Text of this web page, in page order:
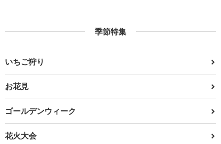
季節特集
いちご狩り
お花見
ゴールデンウィーク
花火大会